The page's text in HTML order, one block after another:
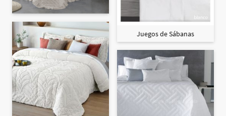
Juegos de Sábanas